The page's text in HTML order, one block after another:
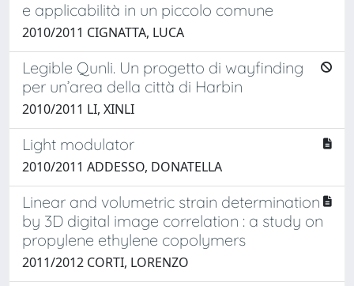
e applicabilità in un piccolo comune
2010/2011 CIGNATTA, LUCA
Legible Qunli. Un progetto di wayfinding
per un’area della città di Harbin
2010/2011 LI, XINLI
Light modulator
2010/2011 ADDESSO, DONATELLA
Linear and volumetric strain determination
by 3D digital image correlation : a study on
propylene ethylene copolymers
2011/2012 CORTI, LORENZO